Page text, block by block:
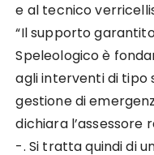
e al tecnico
“Il supporto
Speleologico è
agli interventi di tipo
gestione di
dichiara l’assessore
-. Si tratta quindi di